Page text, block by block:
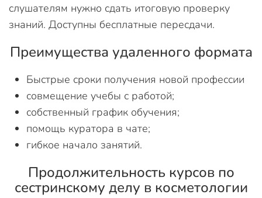
слушателям нужно сдать итоговую проверку
знаний. Доступны бесплатные пересдачи.
Преимущества удаленного формата
Быстрые сроки получения новой профессии
совмещение учебы с работой;
собственный график обучения;
помощь куратора в чате;
гибкое начало занятий.
Продолжительность курсов по
сестринскому делу в косметологии